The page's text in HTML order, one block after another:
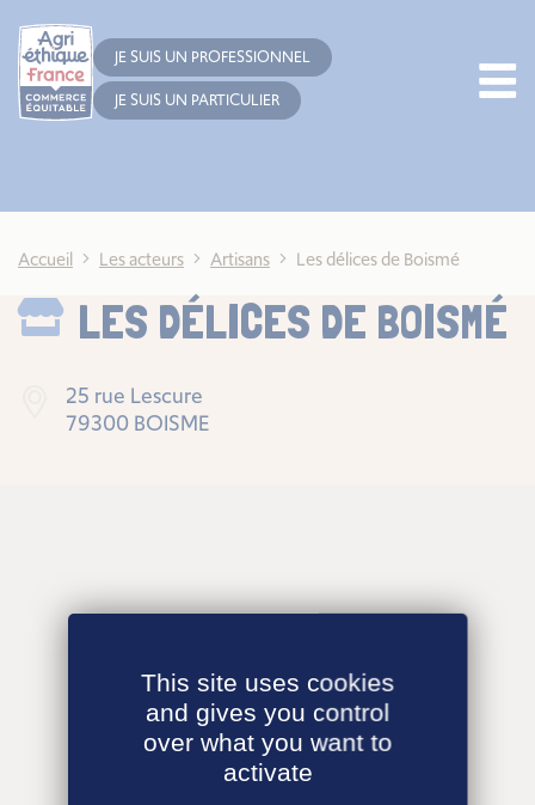
JE SUIS UN PROFESSIONNEL
JE SUIS UN PARTICULIER
Accueil Les acteurs Artisans Les délices de Boismé
LES DÉLICES DE BOISMÉ
25 rue Lescure
79300 BOISME
This site uses cookies
and gives you control
over what you want to
activate